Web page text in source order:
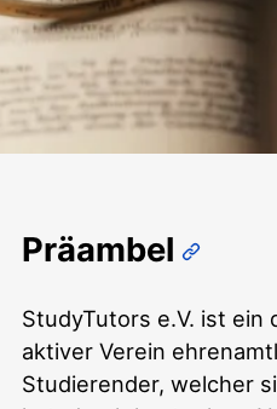
Präambel
StudyTutors e.V. ist ein
aktiver Verein
Studierender, welcher